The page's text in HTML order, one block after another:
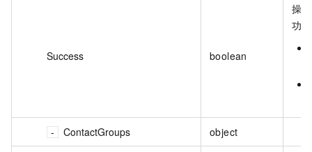
Success boolean
操
功
ContactGroups object